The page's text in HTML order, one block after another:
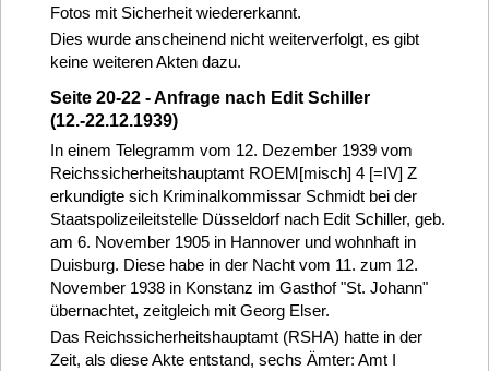
Fotos mit Sicherheit wiedererkannt.
Dies wurde anscheinend nicht weiterverfolgt, es gibt
keine weiteren Akten dazu.
Seite 20-22 - Anfrage nach Edit Schiller
(12.-22.12.1939)
In einem Telegramm vom 12. Dezember 1939 vom
Reichssicherheitshauptamt ROEM[misch] 4 [=IV] Z
erkundigte sich Kriminalkommissar Schmidt bei der
Staatspolizeileitstelle Düsseldorf nach Edit Schiller, geb.
am 6. November 1905 in Hannover und wohnhaft in
Duisburg. Diese habe in der Nacht vom 11. zum 12.
November 1938 in Konstanz im Gasthof "St. Johann"
übernachtet, zeitgleich mit Georg Elser.
Das Reichssicherheitshauptamt (RSHA) hatte in der
Zeit, als diese Akte entstand, sechs Ämter: Amt I